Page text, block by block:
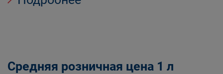
Средняя розничная цена 1 л